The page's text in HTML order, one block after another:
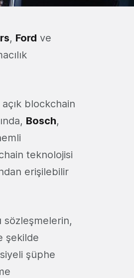
, Ford ve
blockchain
Bosch,
teknolojisi
erişilebilir
sözleşmelerin,
şekilde
şüphe